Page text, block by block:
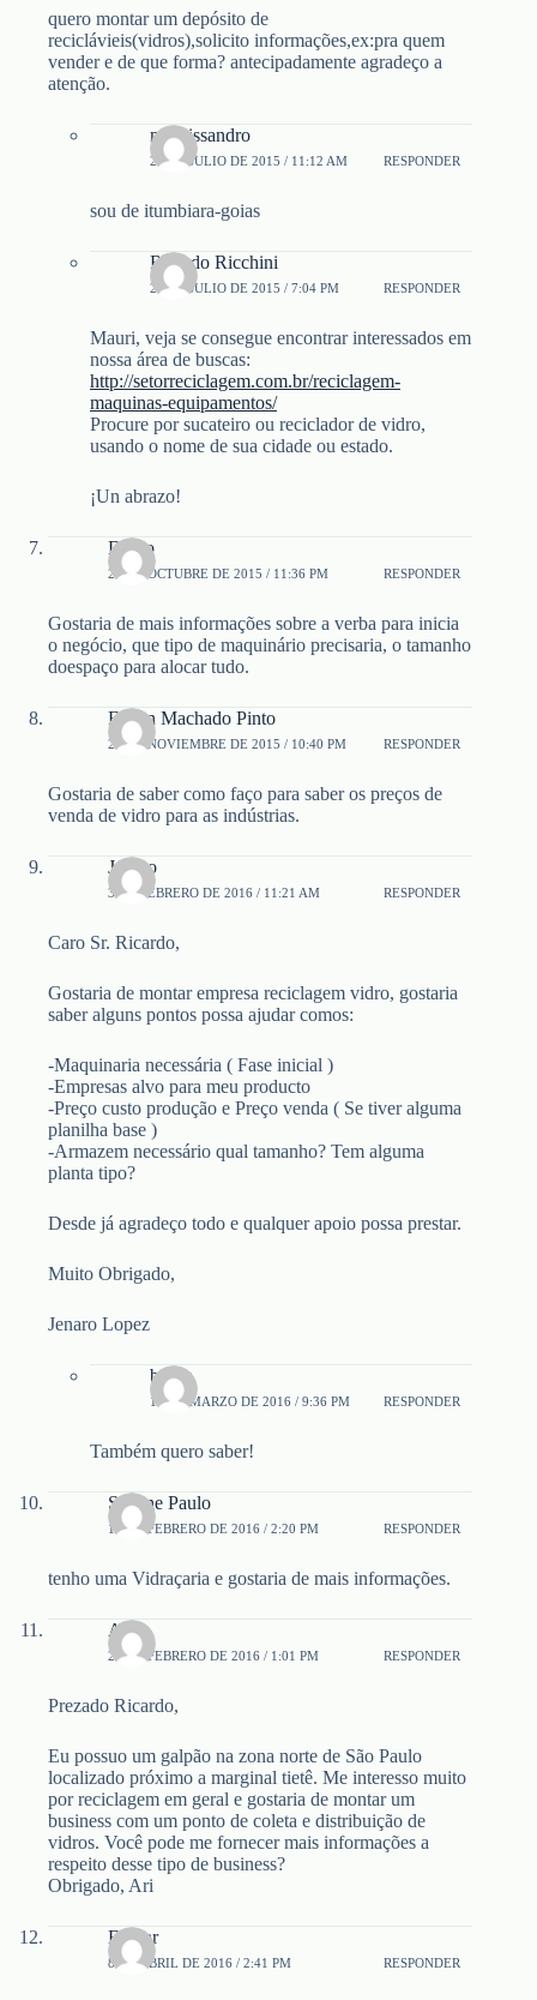
quero montar um depósito de
reciclávieis(vidros),solicito informações,ex:pra quem
vender e de que forma? antecipadamente agradeço a
atenção.
maurissandro
24 DE JULIO DE 2015 / 11:12 AM RESPONDER
sou de itumbiara-goias
Ricardo Ricchini
26 DE JULIO DE 2015 / 7:04 PM RESPONDER
Mauri, veja se consegue encontrar interessados em
nossa área de buscas:
http://setorreciclagem.com.br/reciclagem-
maquinas-equipamentos/
Procure por sucateiro ou reciclador de vidro,
usando o nome de sua cidade ou estado.
¡Un abrazo!
Diego
27 DE OCTUBRE DE 2015 / 11:36 PM RESPONDER
Gostaria de mais informações sobre a verba para inicia
o negócio, que tipo de maquinário precisaria, o tamanho
doespaço para alocar tudo.
Edson Machado Pinto
25 DE NOVIEMBRE DE 2015 / 10:40 PM RESPONDER
Gostaria de saber como faço para saber os preços de
venda de vidro para as indústrias.
Jenaro
3 DE FEBRERO DE 2016 / 11:21 AM RESPONDER
Caro Sr. Ricardo,
Gostaria de montar empresa reciclagem vidro, gostaria
saber alguns pontos possa ajudar comos:
-Maquinaria necessária ( Fase inicial )
-Empresas alvo para meu producto
-Preço custo produção e Preço venda ( Se tiver alguma
planilha base )
-Armazem necessário qual tamanho? Tem alguma
planta tipo?
Desde já agradeço todo e qualquer apoio possa prestar.
Muito Obrigado,
Jenaro Lopez
bruna
16 DE MARZO DE 2016 / 9:36 PM RESPONDER
Também quero saber!
Suzane Paulo
15 DE FEBRERO DE 2016 / 2:20 PM RESPONDER
tenho uma Vidraçaria e gostaria de mais informações.
Ari
26 DE FEBRERO DE 2016 / 1:01 PM RESPONDER
Prezado Ricardo,
Eu possuo um galpão na zona norte de São Paulo
localizado próximo a marginal tietê. Me interesso muito
por reciclagem em geral e gostaria de montar um
business com um ponto de coleta e distribuição de
vidros. Você pode me fornecer mais informações a
respeito desse tipo de business?
Obrigado, Ari
Edmar
8 DE ABRIL DE 2016 / 2:41 PM RESPONDER